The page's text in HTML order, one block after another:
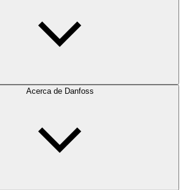
Acerca de Danfoss